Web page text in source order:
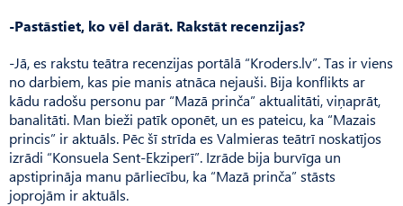
-Pastāstiet, ko vēl darāt. Rakstāt recenzijas?
-Jā, es rakstu teātra recenzijas portālā “Kroders.lv”. Tas ir viens
no darbiem, kas pie manis atnāca nejauši. Bija konflikts ar
kādu radošu personu par “Mazā prinča” aktualitāti, viņaprāt,
banalitāti. Man bieži patīk oponēt, un es pateicu, ka “Mazais
princis” ir aktuāls. Pēc šī strīda es Valmieras teātrī noskatījos
izrādi “Konsuela Sent-Ekziperī”. Izrāde bija burvīga un
apstiprināja manu pārliecību, ka “Mazā prinča” stāsts
joprojām ir aktuāls.